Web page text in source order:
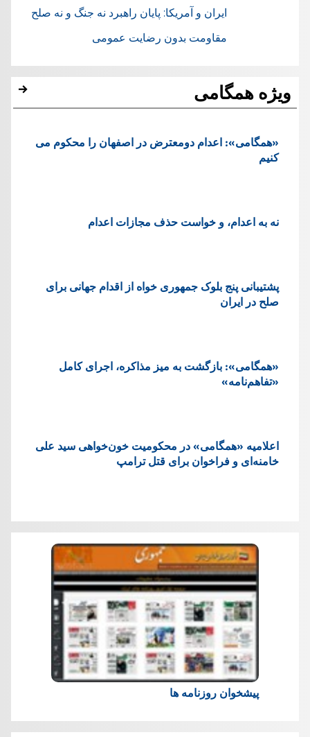
ایران و آمریکا: پایان راهبرد نه جنگ و نه صلح
مقاومت بدون رضایت عمومی
ویژه همگامی
«همگامی»: اعدام دومعترض در اصفهان را محکوم می
کنیم
نه به اعدام، و خواست حذف مجازات اعدام
پشتيبانی پنج بلوک جمهوری خواه از اقدام جهانی برای
صلح در ایران
«همگامی»: بازگشت به میز مذاکره، اجرای کامل
«تفاهم‌نامه»
اعلامیه «همگامی» در محکومیت خون‌خواهی سید علی
خامنه‌ای و فراخوان برای قتل ترامپ
پیشخوان روزنامه ها